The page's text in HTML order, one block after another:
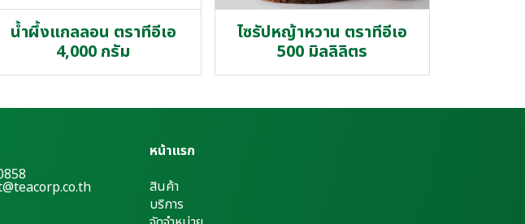
น้ำผึ้งแกลลอน ตราทีอีเอ
4,000 กรัม
ไซรัปหญ้าหวาน ตราทีอีเอ
500 มิลลิลิตร
หน้าแรก
สินค้า
บริการ